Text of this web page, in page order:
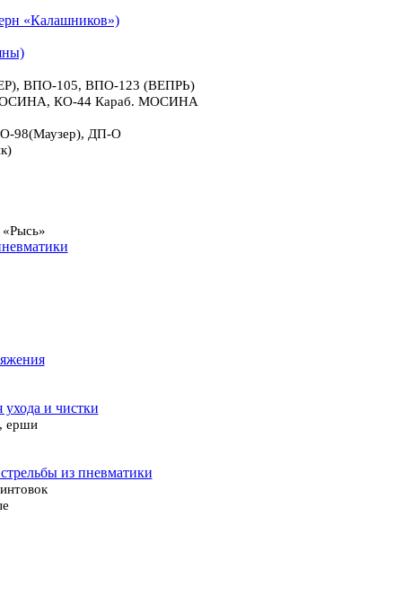
«Калашников»)
ВПО-105, ВПО-123 (ВЕПРЬ)
КО-44 Караб. МОСИНА
98(Маузер), ДП-О
ухода и чистки
ерши
из пневматики